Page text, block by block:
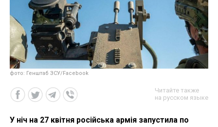
фото: Генштаб ЗСУ/Facebook
Читайте также
на русском языке
У ніч на 27 квітня російська армія запустила по